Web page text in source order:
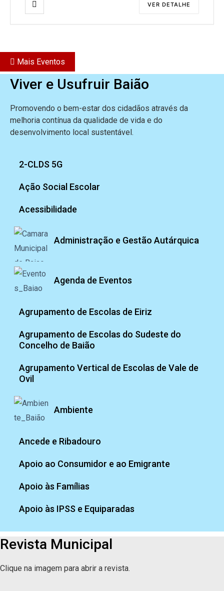
VER DETALHE
Mais Eventos
Viver e Usufruir Baião
Promovendo o bem-estar dos cidadãos através da
melhoria contínua da qualidade de vida e do
desenvolvimento local sustentável.
2-CLDS 5G
Ação Social Escolar
Acessibilidade
Administração e Gestão Autárquica
Agenda de Eventos
Agrupamento de Escolas de Eiriz
Agrupamento de Escolas do Sudeste do
Concelho de Baião
Agrupamento Vertical de Escolas de Vale de
Ovil
Ambiente
Ancede e Ribadouro
Apoio ao Consumidor e ao Emigrante
Apoio às Famílias
Apoio às IPSS e Equiparadas
Revista Municipal
Clique na imagem para abrir a revista.